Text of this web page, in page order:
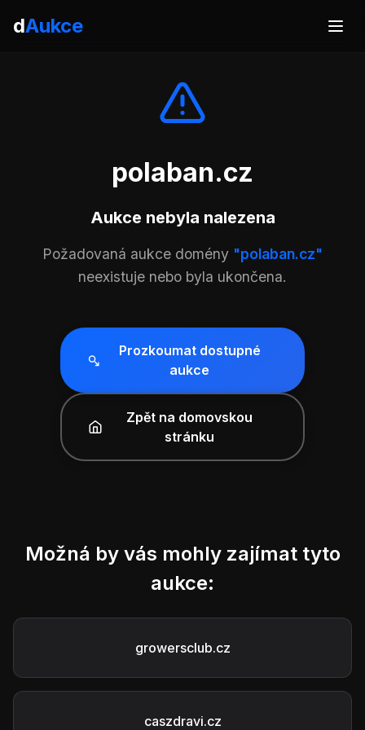
dAukce
polaban.cz
Aukce nebyla nalezena
Požadovaná aukce domény "polaban.cz"
neexistuje nebo byla ukončena.
Prozkoumat dostupné
aukce
Zpět na domovskou
stránku
Možná by vás mohly zajímat tyto
aukce:
growersclub.cz
caszdravi.cz